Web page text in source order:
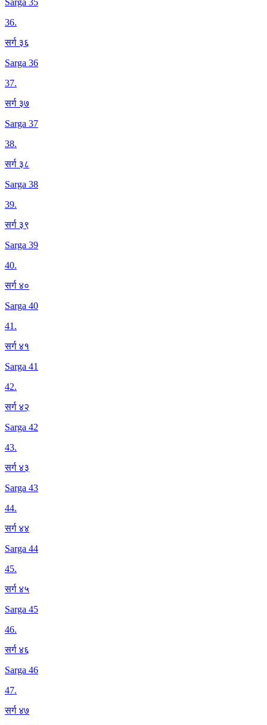
Sarga 35
36.
सर्ग ३६
Sarga 36
37.
सर्ग ३७
Sarga 37
38.
सर्ग ३८
Sarga 38
39.
सर्ग ३९
Sarga 39
40.
सर्ग ४०
Sarga 40
41.
सर्ग ४१
Sarga 41
42.
सर्ग ४२
Sarga 42
43.
सर्ग ४३
Sarga 43
44.
सर्ग ४४
Sarga 44
45.
सर्ग ४५
Sarga 45
46.
सर्ग ४६
Sarga 46
47.
सर्ग ४७